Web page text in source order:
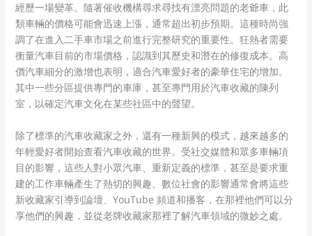
經歷一場變革。隨著催收機構尋求尋找有漂亮問題的老爺車，此
類車輛的價格可能會迅速上漲，通常超出初步預期。這種時尚強
調了在進入二手車市場之前進行完整研究的重要性。狂熱者需要
衡量汽車目前的市場價格，認識到其歷史和潛在的修復成本。高
價汽車細分的激增也表明，適合汽車愛好者的豪華住宅的增加。
其中一些分區提供專門的車庫，甚至專門用於汽車收藏的陳列
室，以確定汽車文化在某些社區中的聲望。
除了標準的汽車收藏家之外，還有一種新興的模式，越來越多的
年輕愛好者開始查看汽車收藏的世界。受社交媒體和眾多車輛項
目的影響，這些人對小眾汽車、重新定義的標準，甚至是要求重
建的工作車輛產生了熱切的興趣。數位社會的影響通常會將這些
新收藏家引導到論壇、YouTube 頻道和播客，在那裡他們可以分
享他們的興趣，並從老牌收藏家那裡了解汽車領域的微妙之處。